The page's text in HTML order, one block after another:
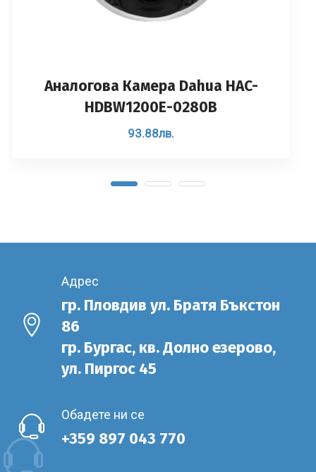
Аналоговa Камерa Dahua HAC-
HDBW1200E-0280B
93.88лв.
Адрес
гр. Пловдив ул. Братя Бъкстон
86
гр. Бургас, кв. Долно езерово,
ул. Пиргос 45
Обадете ни се
+359 897 043 770